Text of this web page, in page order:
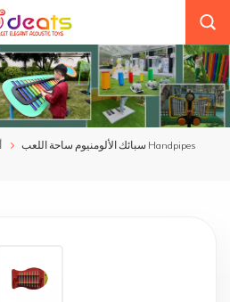
سبائك الألومنيوم ساحة اللعب Handpipes